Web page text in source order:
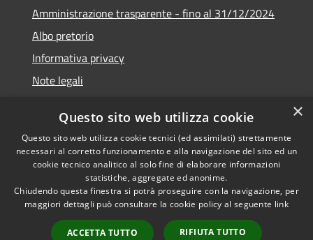
Amministrazione trasparente - fino al 31/12/2024
Albo pretorio
Informativa privacy
Note legali
Piano di miglioramento del sito
RSS
Accessibilità
Copyright © 2026 • Comune di
Rubiera • Powered by
Municipium•
Accesso
×
Questo sito web utilizza cookie
Questo sito web utilizza cookie tecnici (ed assimilati) strettamente
necessari al corretto funzionamento e alla navigazione del sito ed un
cookie tecnico analitico al solo fine di elaborare informazioni
statistiche, aggregate ed anonime.
Chiudendo questa finestra si potrà proseguire con la navigazione, per
maggiori dettagli può consultare la cookie policy al seguente link
ACCETTA TUTTO RIFIUTA TUTTO